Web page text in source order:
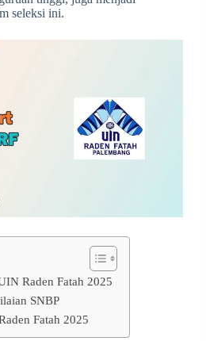
seleksi ini.
Raden Fatah 2025
SNBP
Fatah 2025